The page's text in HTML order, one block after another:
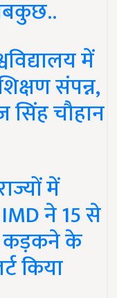
में
संपन्न,
सिंह चौहान
में
ने 15 से
कड़कने के
किया